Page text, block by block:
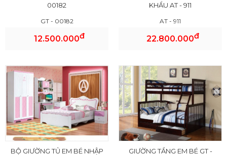
00182
GT - 00182
12.500.000đ
KHẨU AT - 911
AT - 911
22.800.000đ
BỘ GIƯỜNG TỦ EM BÉ NHẬP
GIƯỜNG TẦNG EM BÉ GT -